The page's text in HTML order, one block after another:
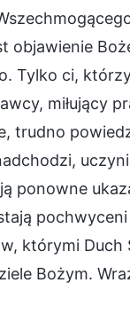
objawienie
Tylko ci,
miłujący
trudno
ponowne
którymi
Bożym.